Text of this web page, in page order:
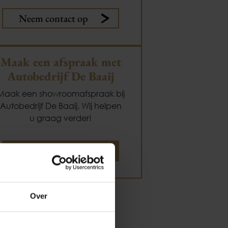
Over
Neem contact op
Maak een afspraak met
Autobedrijf De Baaij
een showroomafspraak bij
Autobedrijf De Baaij. Wij helpen
u graag verder!
De Baaij